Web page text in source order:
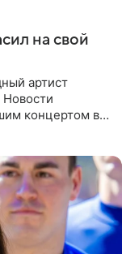
на свой
артист
концертом в